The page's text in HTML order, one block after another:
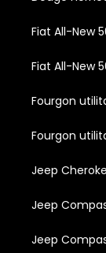
Fiat All-New
Fiat All-New
Fourgon
Fourgon
Jeep
Jeep
Jeep